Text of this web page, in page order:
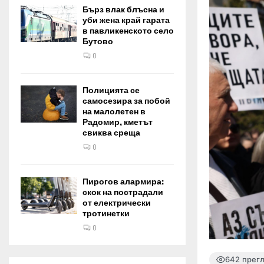
642
Бърз влак блъсна и
уби жена край гарата
в павликенското село
Бутово
0
Полицията се
самосезира за побой
на малолетен в
Радомир, кметът
свиква среща
0
Пирогов алармира:
скок на пострадали
от електрически
тротинетки
0